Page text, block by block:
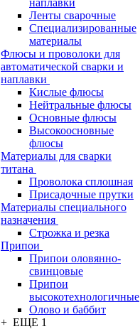
наплавки
Ленты сварочные
Специализированные
материалы
Флюсы и проволоки для
автоматической сварки и
наплавки
Кислые флюсы
Нейтральные флюсы
Основные флюсы
Высокоосновные
флюсы
Материалы для сварки
титана
Проволока сплошная
Присадочные прутки
Материалы специального
назначения
Строжка и резка
Припои
Припои оловянно-
свинцовые
Припои
высокотехнологичные
Олово и баббит
+ ЕЩЕ 1